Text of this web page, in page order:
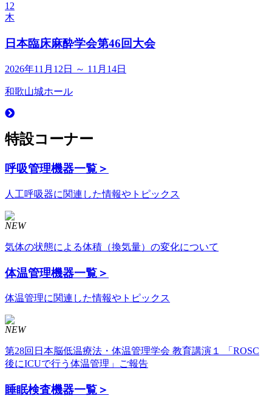
12
木
日本臨床麻酔学会第46回大会
2026年11月12日 ～ 11月14日
和歌山城ホール
特設コーナー
呼吸管理機器一覧＞
人工呼吸器に関連した情報やトピックス
NEW
気体の状態による体積（換気量）の変化について
体温管理機器一覧＞
体温管理に関連した情報やトピックス
NEW
第28回日本脳低温療法・体温管理学会 教育講演１ 「ROSC
後にICUで行う体温管理」ご報告
睡眠検査機器一覧＞